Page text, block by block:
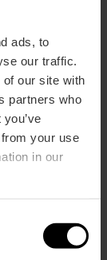
ads, to
our traffic.
our site with
partners who
your use
in our
en